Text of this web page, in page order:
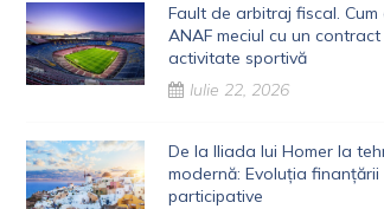
Fault de arbitraj fiscal.
ANAF meciul cu un
activitate sportivă
Iulie 22, 2026
De la Iliada lui Homer la
modernă: Evoluția finanțării
participative